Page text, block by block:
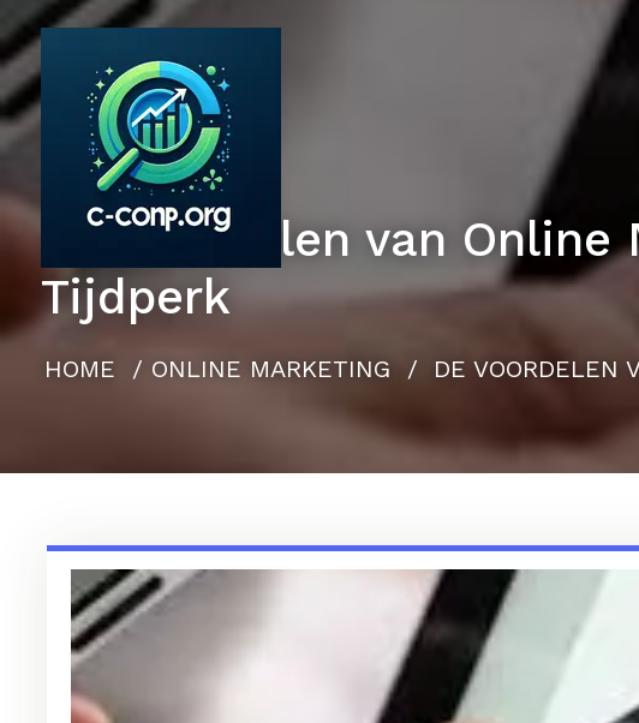
Naar
de
inhoud
gaan
De Voordelen van
Tijdperk
HOME / ONLINE MARKETING / DE VOORDELEN